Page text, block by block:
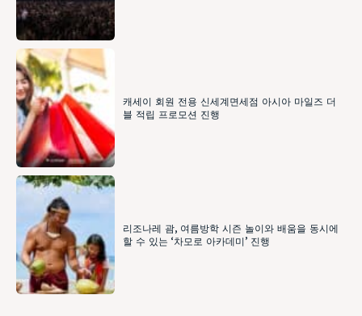
캐세이 회원 전용 신세계면세점 아시아 마일즈 더
블 적립 프로모션 진행
리조나레 괌, 여름방학 시즌 놀이와 배움을 동시에
할 수 있는 ‘차모로 아카데미’ 진행